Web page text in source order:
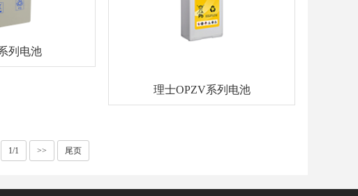
列电池
理士OPZV系列电池
1/1 >> 尾页